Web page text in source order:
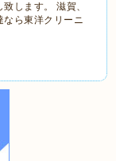
します。 滋賀、
なら東洋クリーニ